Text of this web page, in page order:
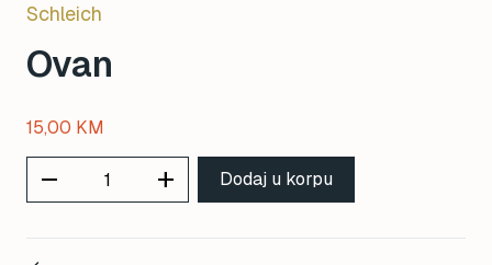
Schleich
Ovan
15,00 KM
remove add Dodaj u korpu